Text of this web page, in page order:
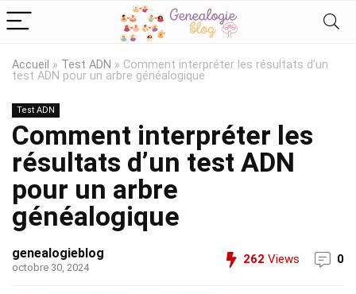
Accueil » Test ADN » Comment interpréter les résultats d’un
test ADN pour un arbre généalogique
Test ADN
Comment interpréter les
résultats d’un test ADN
pour un arbre
généalogique
genealogieblog
octobre 30, 2024
262 Views 0